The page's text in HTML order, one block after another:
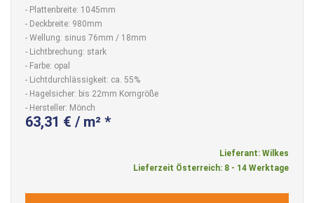
- Plattenbreite: 1045mm
- Deckbreite: 980mm
- Wellung: sinus 76mm / 18mm
- Lichtbrechung: stark
- Farbe: opal
- Lichtdurchlässigkeit: ca. 55%
- Hagelsicher: bis 22mm Korngröße
- Hersteller: Mönch
63,31 € / m² *
Lieferant: Wilkes
Lieferzeit Österreich: 8 - 14 Werktage